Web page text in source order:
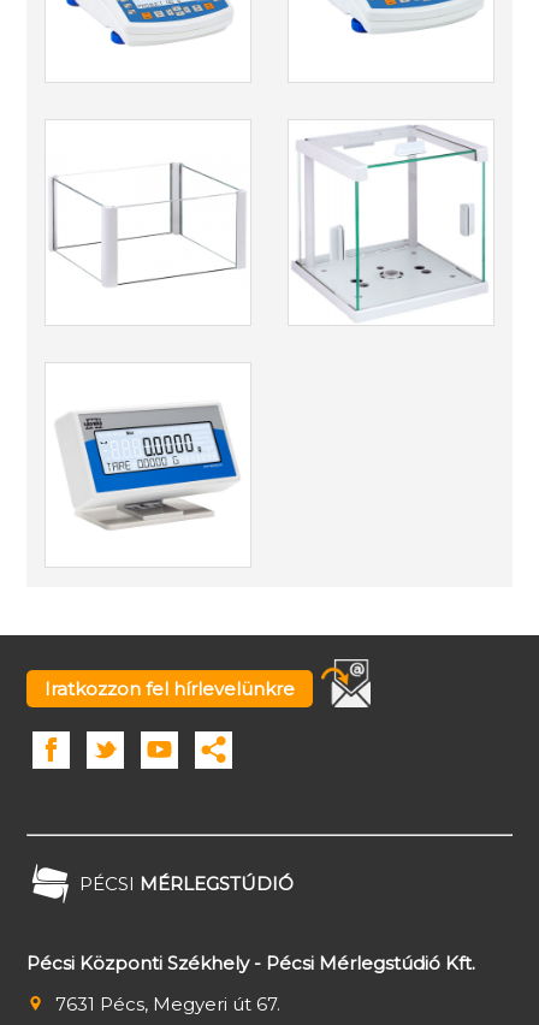
Iratkozzon fel hírlevelünkre
PÉCSI MÉRLEGSTÚDIÓ
Pécsi Központi Székhely - Pécsi Mérlegstúdió Kft.
7631 Pécs, Megyeri út 67.